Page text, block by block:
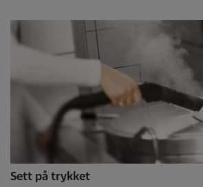
Sett på trykket